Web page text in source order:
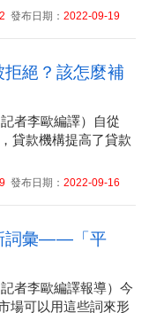
發布日期： 2022-09-19
絕？該怎麼補
者李歐編譯）自從
貸款機構提高了貸款
發布日期： 2022-09-16
詞彙——「平
者李歐編譯報導）今
場可以用這些詞來形